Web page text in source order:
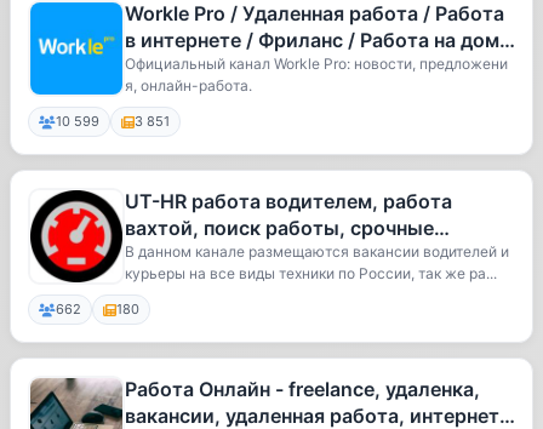
Workle Pro / Удаленная работа / Работа
в интернете / Фриланс / Работа на дому
/ Арбитраж (CPA)
Официальный канал Workle Pro: новости, предложени
я, онлайн-работа.
10 599 3 851
UT-HR работа водителем, работа
вахтой, поиск работы, срочные
вакансии
В данном канале размещаются вакансии водителей и
курьеры на все виды техники по России, так же ра...
662 180
Работа Онлайн - freelance, удаленка,
вакансии, удаленная работа, интернет